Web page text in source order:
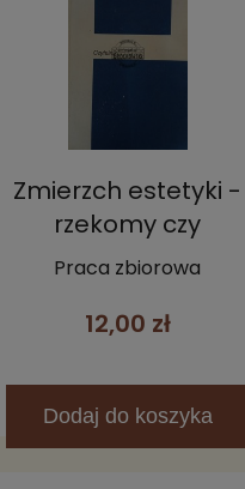
Zmierzch estetyki -
rzekomy czy
autentyczny? tom 1
Praca zbiorowa
12,00 zł
Dodaj do koszyka